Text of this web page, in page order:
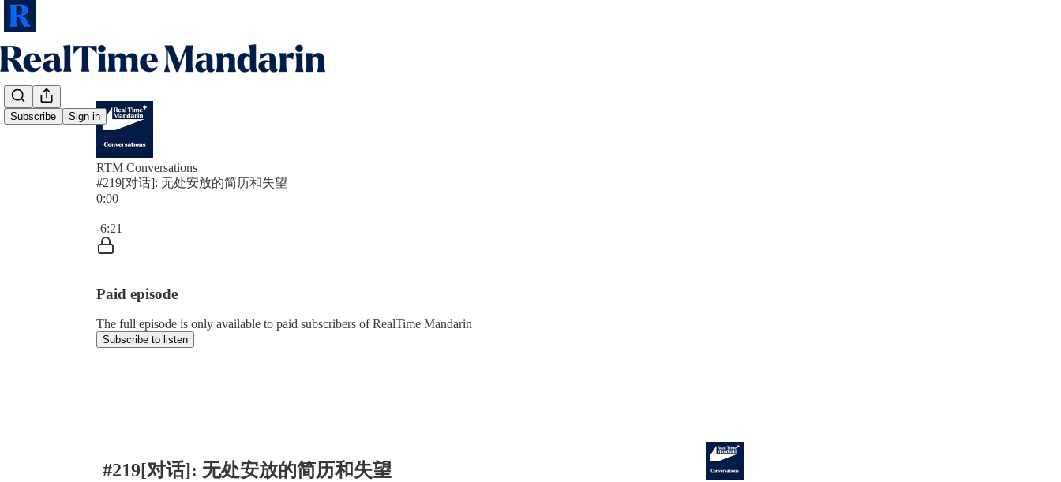
Subscribe Sign in
RTM Conversations
#219[对话]: 无处安放的简历和失望
0:00
-6:21
Paid episode
The full episode is only available to paid subscribers of RealTime Mandarin
Subscribe to listen
#219[对话]: 无处安放的简历和失望